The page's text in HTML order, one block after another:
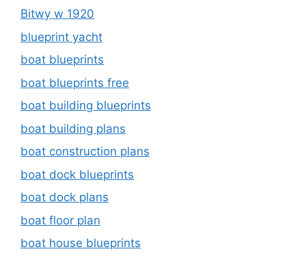
Bitwy w 1920
blueprint yacht
boat blueprints
boat blueprints free
boat building blueprints
boat building plans
boat construction plans
boat dock blueprints
boat dock plans
boat floor plan
boat house blueprints